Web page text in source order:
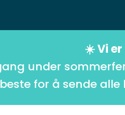
☀️ Vi
under
for å sende